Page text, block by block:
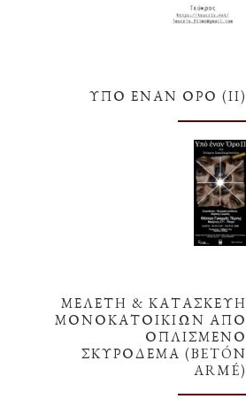
ΥΠΌ ΈΝΑΝ ΌΡΟ (ΙΙ)
ΜΕΛΕΤΗ & ΚΑΤΑΣΚΕΥΗ
ΜΟΝΟΚΑΤΟΙΚΙΩΝ ΑΠΟ
ΟΠΛΙΣΜΕΝΟ
ΣΚΥΡΟΔΕΜΑ (BETÓN
ARMÉ)